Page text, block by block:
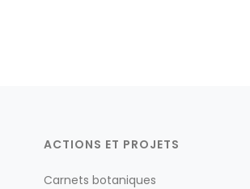
ACTIONS ET PROJETS
Carnets botaniques